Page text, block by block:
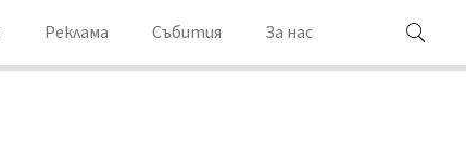
Реклама Събития За нас